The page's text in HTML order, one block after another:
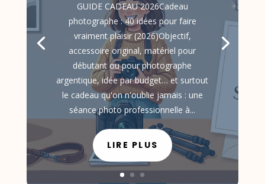
GUIDE CADEAU 2026Cadeau
photographe : 40 idées pour faire
vraiment plaisir (2026)Objectif,
accessoire original, matériel pour
débutant ou pour photographe
argentique, idée par budget… et surtout
le cadeau qu'on n'oublie jamais : une
séance photo professionnelle à...
LIRE PLUS